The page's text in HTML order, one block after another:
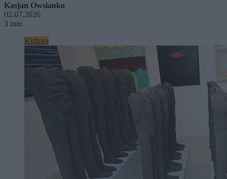
Kasjan Owsianko
02.07.2026
3 min
Kultura